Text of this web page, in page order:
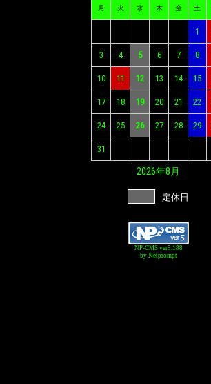
月 火 水 木 金 土
1
3 4 5 6 7 8
10 11 12 13 14 15
17 18 19 20 21 22
24 25 26 27 28 29
31
2026年8月
定休日
NP-CMS ver5.188
by Netprompt